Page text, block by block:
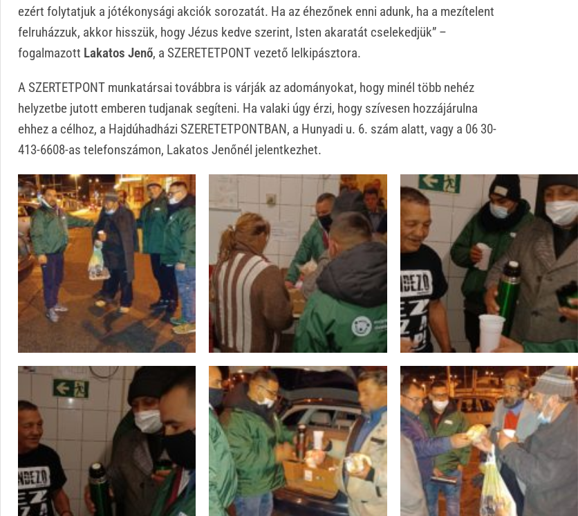
ezért folytatjuk a jótékonysági akciók sorozatát. Ha az éhezőnek enni adunk, ha a mezítelent
felruházzuk, akkor hisszük, hogy Jézus kedve szerint, Isten akaratát cselekedjük” –
fogalmazott Lakatos Jenő, a SZERETETPONT vezető lelkipásztora.
A SZERTETPONT munkatársai továbbra is várják az adományokat, hogy minél több nehéz
helyzetbe jutott emberen tudjanak segíteni. Ha valaki úgy érzi, hogy szívesen hozzájárulna
ehhez a célhoz, a Hajdúhadházi SZERETETPONTBAN, a Hunyadi u. 6. szám alatt, vagy a 06 30-
413-6608-as telefonszámon, Lakatos Jenőnél jelentkezhet.